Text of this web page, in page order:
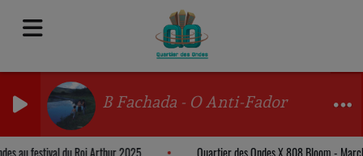
B Fachada - O Anti-Fador
au festival du Roi Arthur 2025 Quartier des Ondes X 808 Bloom -